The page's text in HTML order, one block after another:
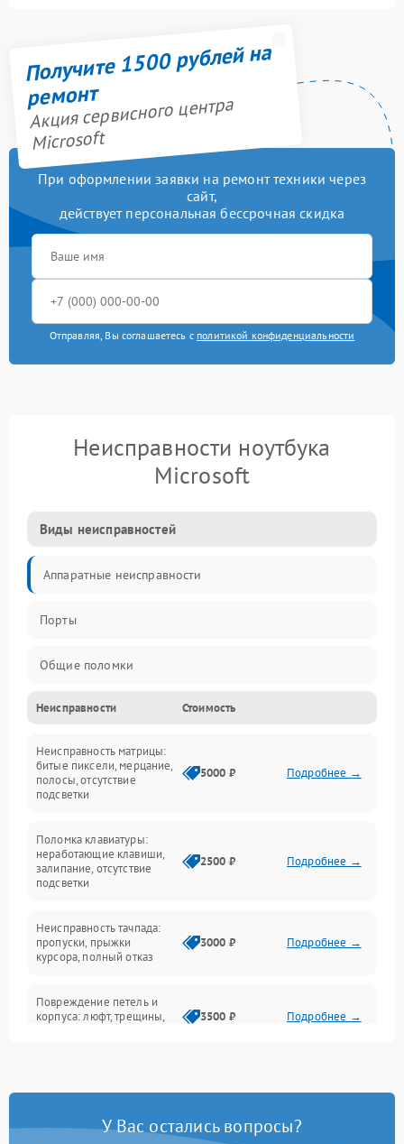
Получите 1500 рублей на
ремонт
Акция сервисного центра
Microsoft
При оформлении заявки на ремонт техники через
сайт,
действует персональная бессрочная скидка
Отправляя, Вы соглашаетесь с политикой конфиденциальности
Неисправности ноутбука
Microsoft
Виды неисправностей
Аппаратные неисправности
Порты
Общие поломки
Устройства
Программные ошибки
Электрические и системные сбои
Интерфейсные проблемы
Батарея
Сеть и интернет
Неисправности Стоимость
Неисправность матрицы:
битые пиксели, мерцание,
полосы, отсутствие
подсветки
5000 ₽ Подробнее →
Поломка клавиатуры:
неработающие клавиши,
залипание, отсутствие
подсветки
2500 ₽ Подробнее →
Неисправность тачпада:
пропуски, прыжки
курсора, полный отказ
3000 ₽ Подробнее →
Повреждение петель и
корпуса: люфт, трещины,
3500 ₽ Подробнее →
быстрая разрядка,
2500 ₽ Подробнее →
У Вас остались вопросы?